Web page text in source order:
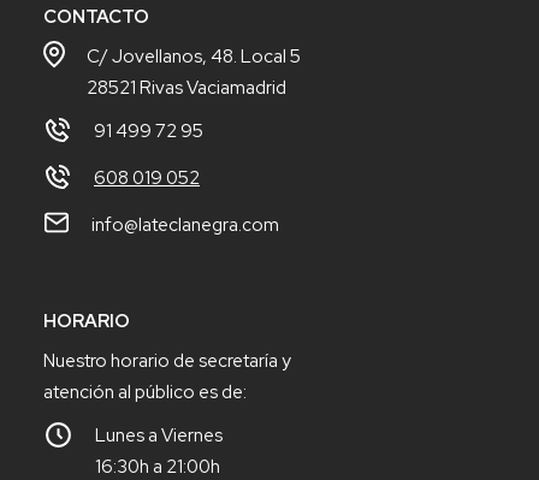
CONTACTO
C/ Jovellanos, 48. Local 5
28521 Rivas Vaciamadrid
91 499 72 95
608 019 052
info@lateclanegra.com
HORARIO
Nuestro horario de secretaría y
atención al público es de:
Lunes a Viernes
16:30h a 21:00h